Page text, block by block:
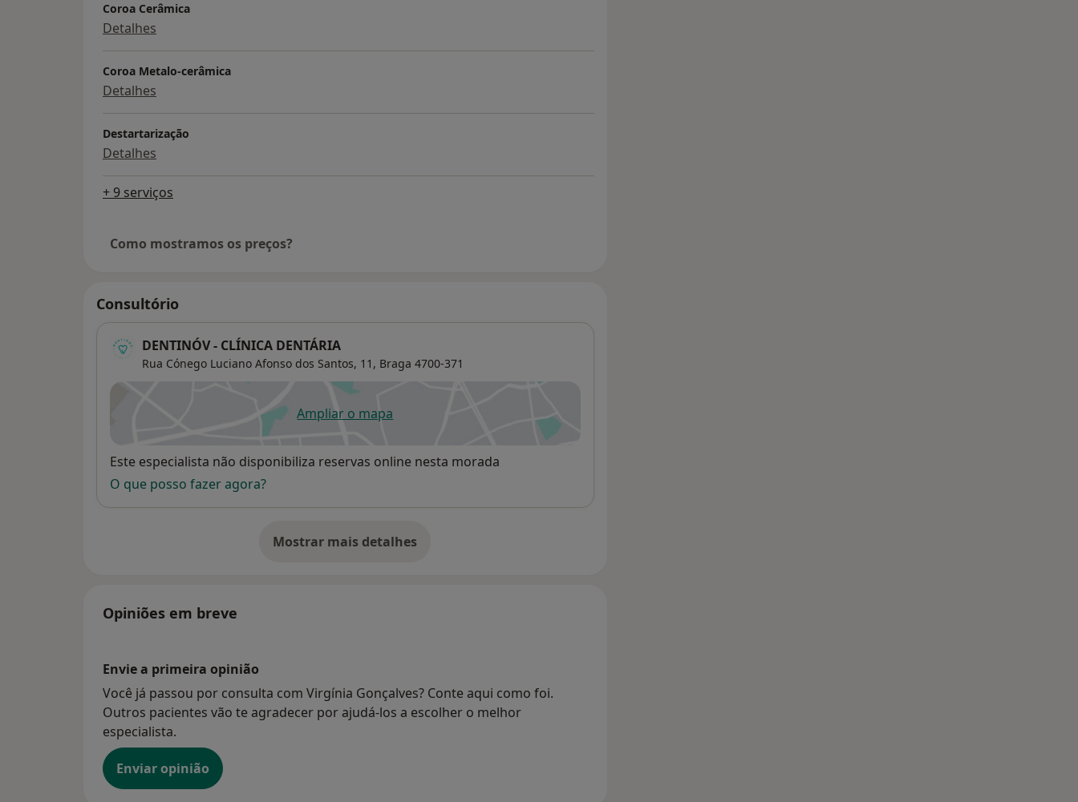
Coroa Cerâmica
Detalhes
Coroa Metalo-cerâmica
Detalhes
Destartarização
Detalhes
+ 9 serviços
Como mostramos os preços?
Consultório
DENTINÓV - CLÍNICA DENTÁRIA
Rua Cónego Luciano Afonso dos Santos, 11, Braga 4700-371
Ampliar o mapaabre num novo separador
Disponibilidade
Este especialista não disponibiliza reservas online nesta morada
O que posso fazer agora?
Mostrar mais detalhes
sobre o endereço
Opiniões em breve
Envie a primeira opinião
Você já passou por consulta com Virgínia Gonçalves? Conte aqui como foi.
Outros pacientes vão te agradecer por ajudá-los a escolher o melhor
especialista.
Enviar opinião